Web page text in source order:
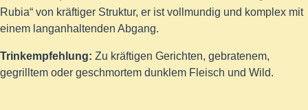
Rubia“ von kräftiger Struktur, er ist vollmundig und komplex mit
einem langanhaltenden Abgang.
Trinkempfehlung: Zu kräftigen Gerichten, gebratenem,
gegrilltem oder geschmortem dunklem Fleisch und Wild.